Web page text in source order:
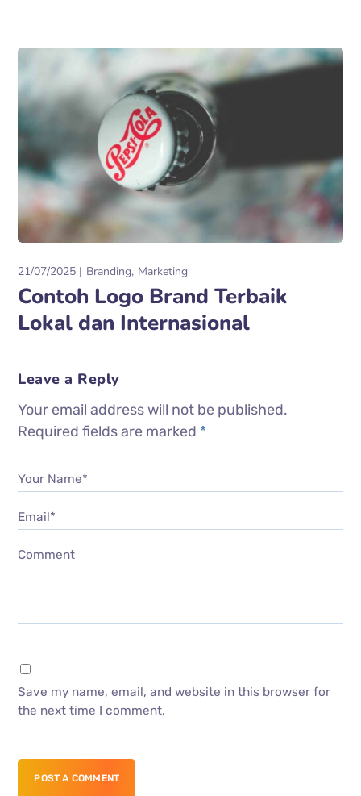
21/07/2025 Branding Marketing
Contoh Logo Brand Terbaik
Lokal dan Internasional
Leave a Reply
Your email address will not be published.
Required fields are marked *
Your Name*
Email*
Comment
Save my name, email, and website in this browser for
the next time I comment.
POST A COMMENT